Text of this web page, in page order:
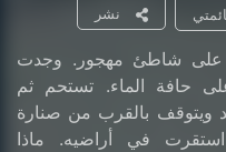
نشر
على شاطئ مهجور. وجدت
الماء. تستحم ثم
بالقرب من صنارة
في أراضيه. ماذا